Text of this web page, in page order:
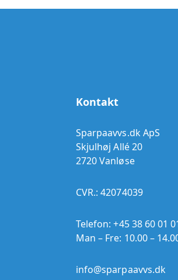
Kontakt
Sparpaavvs.dk ApS
Skjulhøj Allé 20
2720 Vanløse
CVR.: 42074039
Telefon:+45 38 60 01
Man – Fre: 10.00 –
info@sparpaavvs.dk